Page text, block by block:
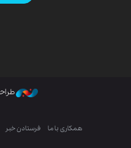
همکاری با ما فرستادن خبر